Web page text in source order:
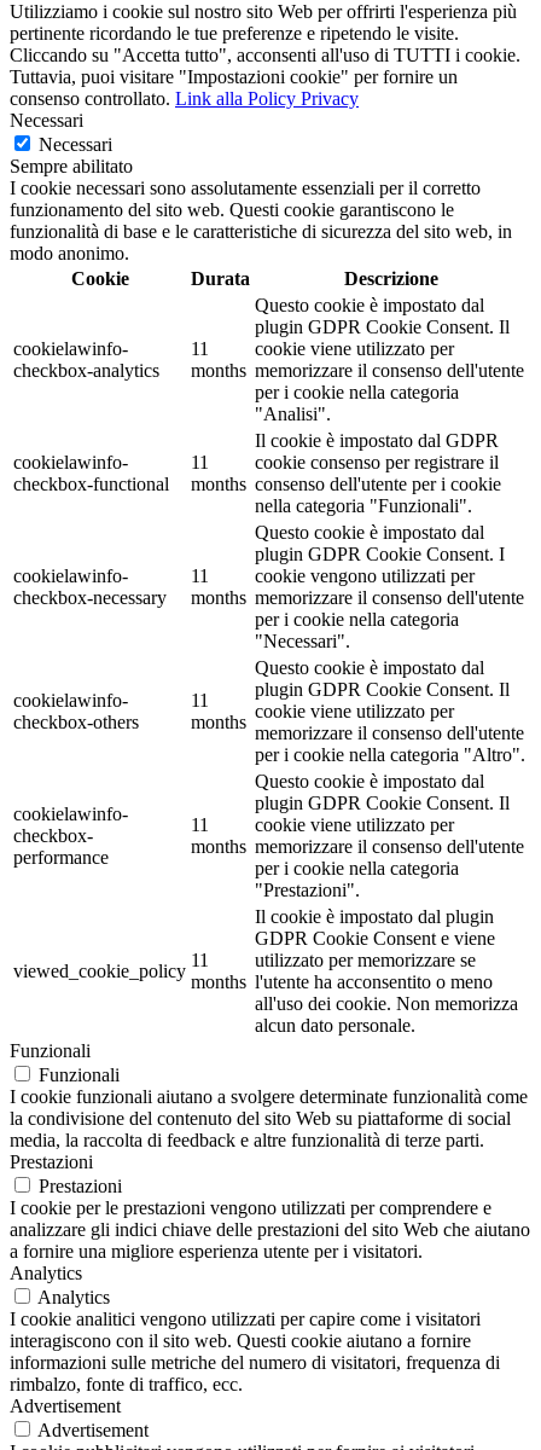
Utilizziamo i cookie sul nostro sito Web per offrirti l'esperienza più
pertinente ricordando le tue preferenze e ripetendo le visite.
Cliccando su "Accetta tutto", acconsenti all'uso di TUTTI i cookie.
Tuttavia, puoi visitare "Impostazioni cookie" per fornire un
consenso controllato. Link alla Policy Privacy
Necessari
Necessari
Sempre abilitato
I cookie necessari sono assolutamente essenziali per il corretto
funzionamento del sito web. Questi cookie garantiscono le
funzionalità di base e le caratteristiche di sicurezza del sito web, in
modo anonimo.
Cookie
Durata Descrizione
cookielawinfo-
checkbox-analytics
11
months
Questo cookie è impostato dal
plugin GDPR Cookie Consent. Il
cookie viene utilizzato per
memorizzare il consenso dell'utente
per i cookie nella categoria
"Analisi".
cookielawinfo-
checkbox-functional
11
months
Il cookie è impostato dal GDPR
cookie consenso per registrare il
consenso dell'utente per i cookie
nella categoria "Funzionali".
cookielawinfo-
checkbox-necessary
11
months
Questo cookie è impostato dal
plugin GDPR Cookie Consent. I
cookie vengono utilizzati per
memorizzare il consenso dell'utente
per i cookie nella categoria
"Necessari".
cookielawinfo-
checkbox-others
11
months
Questo cookie è impostato dal
plugin GDPR Cookie Consent. Il
cookie viene utilizzato per
memorizzare il consenso dell'utente
per i cookie nella categoria "Altro".
cookielawinfo-
checkbox-
performance
11
months
Questo cookie è impostato dal
plugin GDPR Cookie Consent. Il
cookie viene utilizzato per
memorizzare il consenso dell'utente
per i cookie nella categoria
"Prestazioni".
viewed_cookie_policy
11
months
Il cookie è impostato dal plugin
GDPR Cookie Consent e viene
utilizzato per memorizzare se
l'utente ha acconsentito o meno
all'uso dei cookie. Non memorizza
alcun dato personale.
Funzionali
Funzionali
I cookie funzionali aiutano a svolgere determinate funzionalità come
la condivisione del contenuto del sito Web su piattaforme di social
media, la raccolta di feedback e altre funzionalità di terze parti.
Prestazioni
Prestazioni
I cookie per le prestazioni vengono utilizzati per comprendere e
analizzare gli indici chiave delle prestazioni del sito Web che aiutano
a fornire una migliore esperienza utente per i visitatori.
Analytics
Analytics
I cookie analitici vengono utilizzati per capire come i visitatori
interagiscono con il sito web. Questi cookie aiutano a fornire
informazioni sulle metriche del numero di visitatori, frequenza di
rimbalzo, fonte di traffico, ecc.
Advertisement
Advertisement